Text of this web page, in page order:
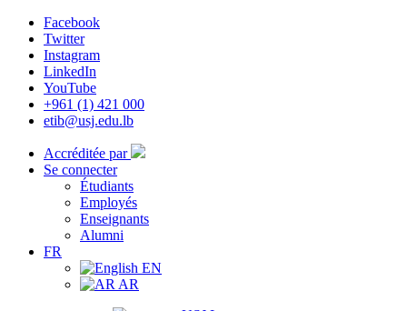
Facebook
Twitter
Instagram
LinkedIn
YouTube
+961 (1) 421 000
etib@usj.edu.lb
Accréditée par
Se connecter
Étudiants
Employés
Enseignants
Alumni
FR
EN
AR